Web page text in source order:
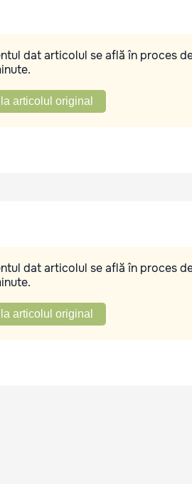
dat articolul se află în proces
la articolul original
dat articolul se află în proces
la articolul original